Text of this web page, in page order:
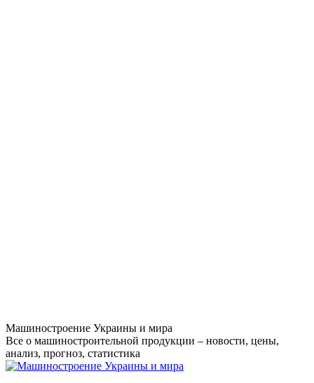
Перейти
к
содержанию
Машиностроение Украины и мира
Все о машиностроительной продукции – новости, цены,
анализ, прогноз, статистика